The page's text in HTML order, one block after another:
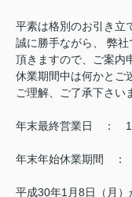
平素は格別のお引き立
誠に勝手ながら、 弊
頂きますので、ご案内
休業期間中は何かとご
ご理解、ご了承下さい
年末最終営業日 ： 12
年末年始休業期間 ：
平成30年1月8日（月）